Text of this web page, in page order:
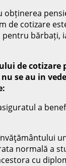
obținerea
de cotizare
pentru bărbați,
de cotizare
se au in
a
normală a
cu